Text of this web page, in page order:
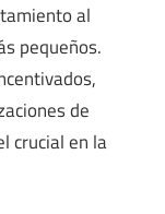
al
pequeños.
de
crucial en la